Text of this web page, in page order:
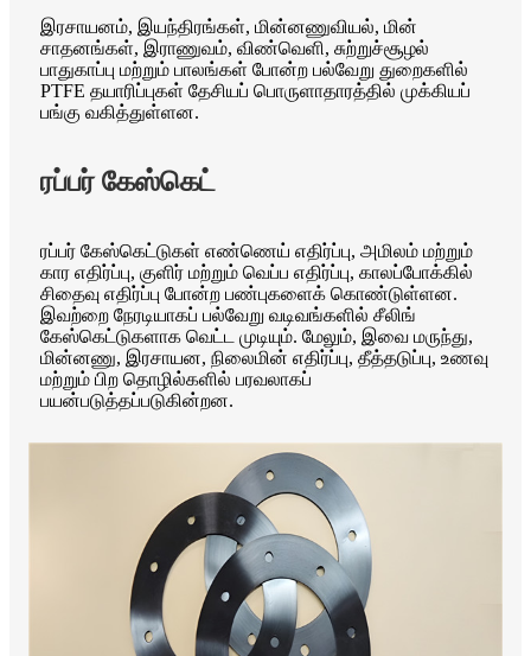
இரசாயனம், இயந்திரங்கள், மின்னணுவியல், மின்
சாதனங்கள், இராணுவம், விண்வெளி, சுற்றுச்சூழல்
பாதுகாப்பு மற்றும் பாலங்கள் போன்ற பல்வேறு துறைகளில்
PTFE தயாரிப்புகள் தேசியப் பொருளாதாரத்தில் முக்கியப்
பங்கு வகித்துள்ளன.
ரப்பர் கேஸ்கெட்
ரப்பர் கேஸ்கெட்டுகள் எண்ணெய் எதிர்ப்பு, அமிலம் மற்றும்
கார எதிர்ப்பு, குளிர் மற்றும் வெப்ப எதிர்ப்பு, காலப்போக்கில்
சிதைவு எதிர்ப்பு போன்ற பண்புகளைக் கொண்டுள்ளன.
இவற்றை நேரடியாகப் பல்வேறு வடிவங்களில் சீலிங்
கேஸ்கெட்டுகளாக வெட்ட முடியும். மேலும், இவை மருந்து,
மின்னணு, இரசாயன, நிலைமின் எதிர்ப்பு, தீத்தடுப்பு, உணவு
மற்றும் பிற தொழில்களில் பரவலாகப்
பயன்படுத்தப்படுகின்றன.